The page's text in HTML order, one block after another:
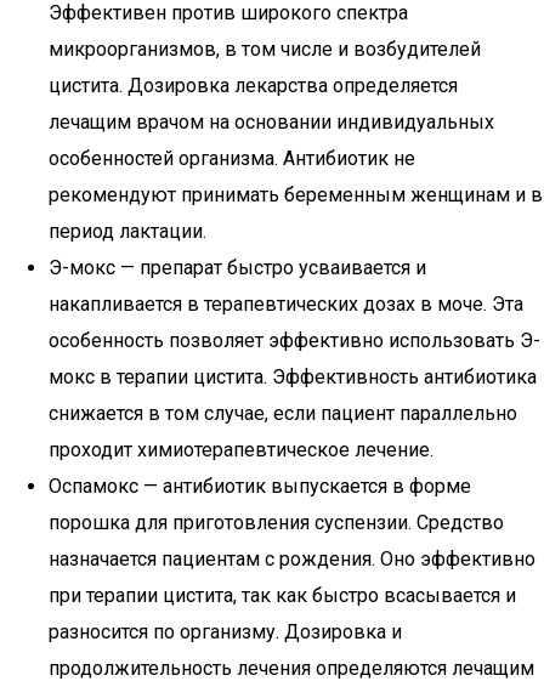
Эффективен против широкого спектра
микроорганизмов, в том числе и возбудителей
цистита. Дозировка лекарства определяется
лечащим врачом на основании индивидуальных
особенностей организма. Антибиотик не
рекомендуют принимать беременным женщинам и в
период лактации.
Э-мокс — препарат быстро усваивается и
накапливается в терапевтических дозах в моче. Эта
особенность позволяет эффективно использовать Э-
мокс в терапии цистита. Эффективность антибиотика
снижается в том случае, если пациент параллельно
проходит химиотерапевтическое лечение.
Оспамокс — антибиотик выпускается в форме
порошка для приготовления суспензии. Средство
назначается пациентам с рождения. Оно эффективно
при терапии цистита, так как быстро всасывается и
разносится по организму. Дозировка и
продолжительность лечения определяются лечащим